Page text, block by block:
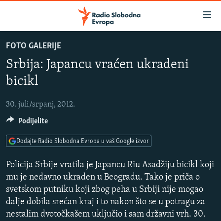
na
glavni
sadržaj
na
navigaciju
Pređite
na
pretragu
BOSNA I HERCEGOVINA
SRBIJA
KOSOVO
CRNA GORA
VIZUELNO
VIDEO
FOTOGALERIJE
INFOGRAFIKE
PODCASTI
RAT U UKRAJINI
KINA NA BALKANU
RSE PRIČE IZ SVIJETA
FOTO GALERIJE
Srbija: Japancu vraćen ukradeni
bicikl
30. juli/srpanj, 2012.
Policija Srbije vratila je Japancu Riu Asadžiju bicikl koji
mu je nedavno ukraden u Beogradu. Tako je priča o
svetskom putniku koji zbog peha u Srbiji nije mogao
dalje dobila srećan kraj i to nakon što se u potragu za
nestalim dvotočkašem uključio i sam državni vrh. 30.
Podijelite
Dodajte Radio Slobodna Evropa u vaš Google izvor
Spotify
YouTube
Pratite